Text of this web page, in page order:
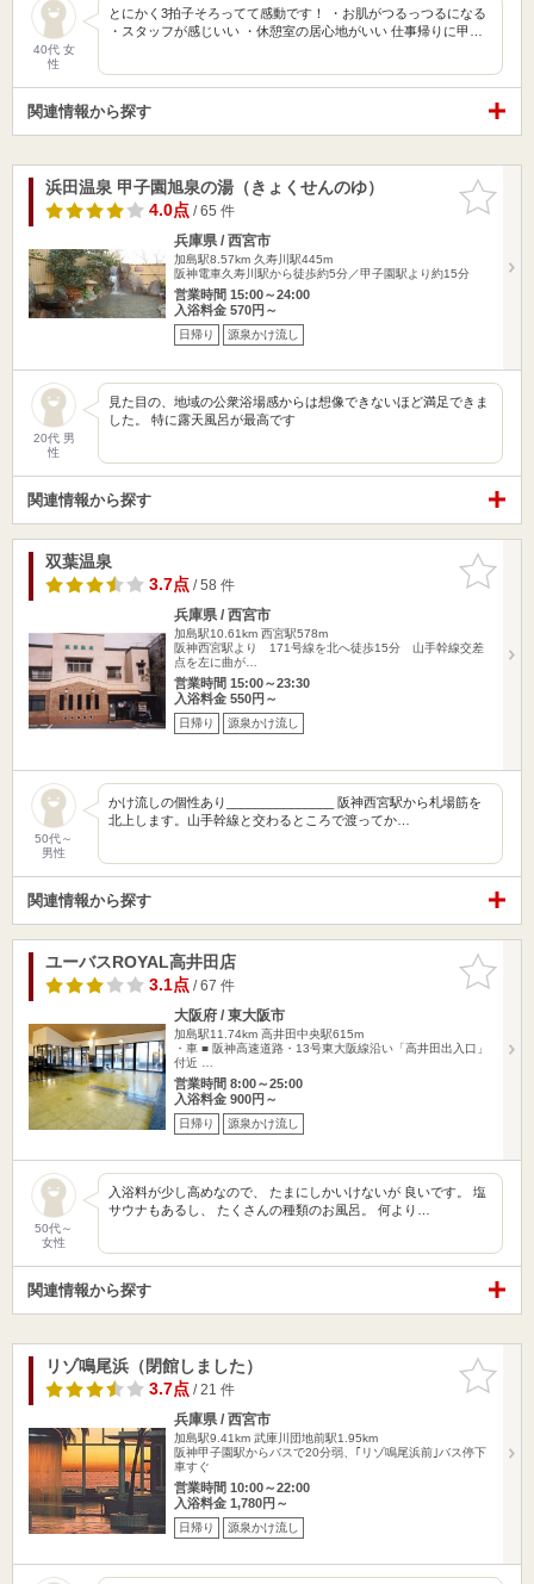
40代 女
性
とにかく3拍子そろってて感動です！ ・お肌がつるっつるになる
・スタッフが感じいい ・休憩室の居心地がいい 仕事帰りに甲…
関連情報から探す
お気に入
りに追加
浜田温泉 甲子園旭泉の湯（きょくせんのゆ）
4.0点/ 65 件
兵庫県 / 西宮市
加島駅8.57km 久寿川駅445m
阪神電車久寿川駅から徒歩約5分／甲子園駅より約15分
営業時間 15:00～24:00
入浴料金 570円～
日帰り 源泉かけ流し
20代 男
性
見た目の、地域の公衆浴場感からは想像できないほど満足できま
した。 特に露天風呂が最高です
関連情報から探す
お気に入
りに追加
双葉温泉
3.7点/ 58 件
兵庫県 / 西宮市
加島駅10.61km 西宮駅578m
阪神西宮駅より 171号線を北へ徒歩15分 山手幹線交差
点を左に曲が…
営業時間 15:00～23:30
入浴料金 550円～
日帰り 源泉かけ流し
50代～
男性
かけ流しの個性あり_______________ 阪神西宮駅から札場筋を
北上します。山手幹線と交わるところで渡ってか…
関連情報から探す
お気に入
りに追加
ユーバスROYAL高井田店
3.1点/ 67 件
大阪府 / 東大阪市
加島駅11.74km 高井田中央駅615m
・車 ■ 阪神高速道路・13号東大阪線沿い「高井田出入口」
付近 …
営業時間 8:00～25:00
入浴料金 900円～
日帰り 源泉かけ流し
50代～
女性
入浴料が少し高めなので、 たまにしかいけないが 良いです。 塩
サウナもあるし、 たくさんの種類のお風呂。 何より…
関連情報から探す
お気に入
りに追加
リゾ鳴尾浜（閉館しました）
3.7点/ 21 件
兵庫県 / 西宮市
加島駅9.41km 武庫川団地前駅1.95km
阪神甲子園駅からバスで20分弱、｢リゾ鳴尾浜前｣バス停下
車すぐ
営業時間 10:00～22:00
入浴料金 1,780円～
日帰り 源泉かけ流し